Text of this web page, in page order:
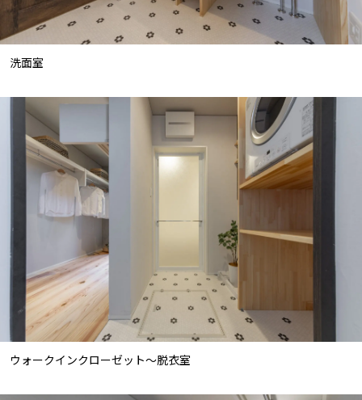
洗面室
ウォークインクローゼット～脱衣室